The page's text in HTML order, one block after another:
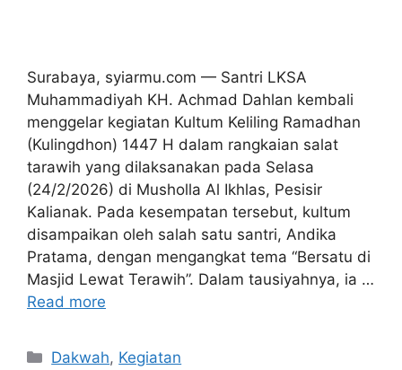
Surabaya, syiarmu.com — Santri LKSA
Muhammadiyah KH. Achmad Dahlan kembali
menggelar kegiatan Kultum Keliling Ramadhan
(Kulingdhon) 1447 H dalam rangkaian salat
tarawih yang dilaksanakan pada Selasa
(24/2/2026) di Musholla Al Ikhlas, Pesisir
Kalianak. Pada kesempatan tersebut, kultum
disampaikan oleh salah satu santri, Andika
Pratama, dengan mengangkat tema “Bersatu di
Masjid Lewat Terawih”. Dalam tausiyahnya, ia …
Read more
Kategori
Dakwah, Kegiatan